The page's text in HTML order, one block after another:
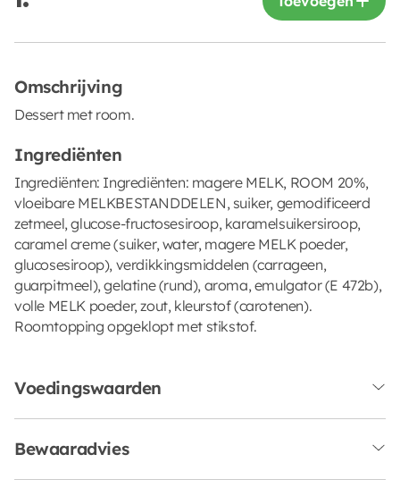
Omschrijving
Dessert met room.
Ingrediënten
Ingrediënten: Ingrediënten: magere MELK, ROOM 20%,
vloeibare MELKBESTANDDELEN, suiker, gemodificeerd
zetmeel, glucose-fructosesiroop, karamelsuikersiroop,
caramel creme (suiker, water, magere MELK poeder,
glucosesiroop), verdikkingsmiddelen (carrageen,
guarpitmeel), gelatine (rund), aroma, emulgator (E 472b),
volle MELK poeder, zout, kleurstof (carotenen).
Roomtopping opgeklopt met stikstof.
Voedingswaarden
Bewaaradvies